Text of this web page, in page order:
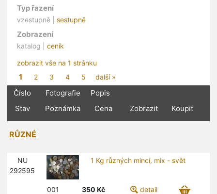
Typ řazení
vzestupně | sestupně
Zobrazení
katalog | ceník
zobrazit vše na 1 stránku
1 2 3 4 5 další »
Číslo Fotografie
Popis
Stav
Poznámka Cena Zobrazit Koupit
RŮZNÉ
NU
292595
1 Kg různých mincí, mix - svět
001 350 Kč detail